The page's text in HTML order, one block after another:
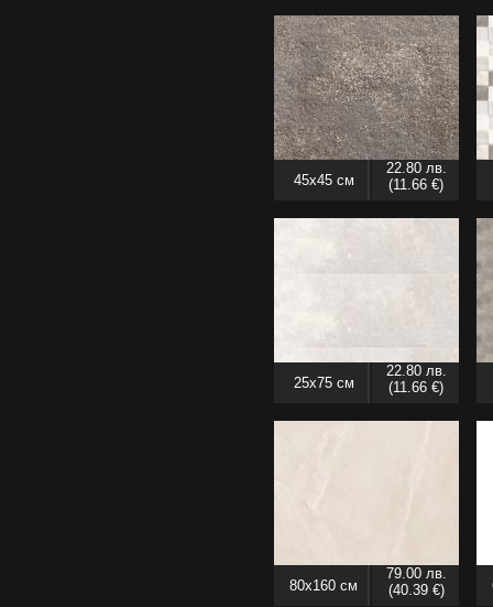
45x45 см
22.80 лв.
(11.66 €)
25x75 см
22.80 лв.
(11.66 €)
80x160 см
79.00 лв.
(40.39 €)